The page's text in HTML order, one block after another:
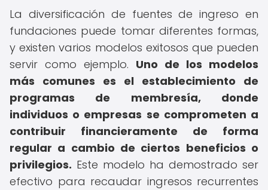
La diversificación de fuentes de ingreso en
fundaciones puede tomar diferentes formas,
y existen varios modelos exitosos que pueden
servir como ejemplo. Uno de los modelos
más comunes es el establecimiento de
programas de membresía, donde
individuos o empresas se comprometen a
contribuir financieramente de forma
regular a cambio de ciertos beneficios o
privilegios. Este modelo ha demostrado ser
efectivo para recaudar ingresos recurrentes